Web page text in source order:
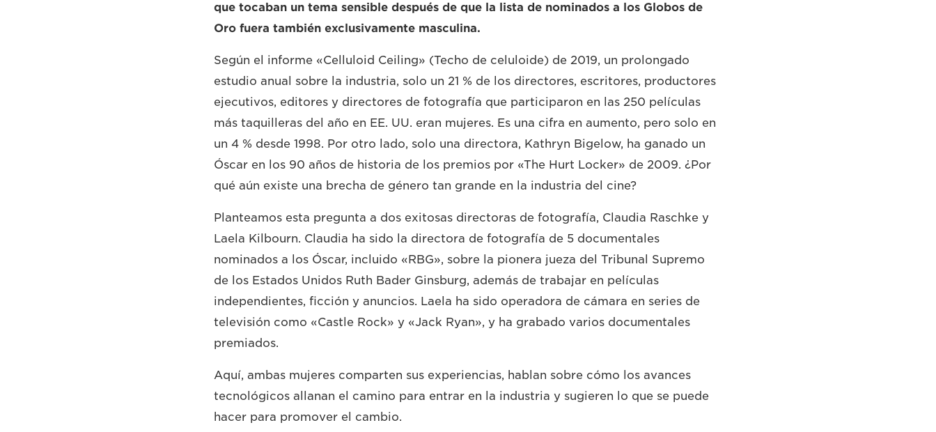
que tocaban un tema sensible después de que la lista de nominados a los Globos de
Oro fuera también exclusivamente masculina.
Según el informe «Celluloid Ceiling» (Techo de celuloide) de 2019, un prolongado
estudio anual sobre la industria, solo un 21 % de los directores, escritores, productores
ejecutivos, editores y directores de fotografía que participaron en las 250 películas
más taquilleras del año en EE. UU. eran mujeres. Es una cifra en aumento, pero solo en
un 4 % desde 1998. Por otro lado, solo una directora, Kathryn Bigelow, ha ganado un
Óscar en los 90 años de historia de los premios por «The Hurt Locker» de 2009. ¿Por
qué aún existe una brecha de género tan grande en la industria del cine?
Planteamos esta pregunta a dos exitosas directoras de fotografía, Claudia Raschke y
Laela Kilbourn. Claudia ha sido la directora de fotografía de 5 documentales
nominados a los Óscar, incluido «RBG», sobre la pionera jueza del Tribunal Supremo
de los Estados Unidos Ruth Bader Ginsburg, además de trabajar en películas
independientes, ficción y anuncios. Laela ha sido operadora de cámara en series de
televisión como «Castle Rock» y «Jack Ryan», y ha grabado varios documentales
premiados.
Aquí, ambas mujeres comparten sus experiencias, hablan sobre cómo los avances
tecnológicos allanan el camino para entrar en la industria y sugieren lo que se puede
hacer para promover el cambio.